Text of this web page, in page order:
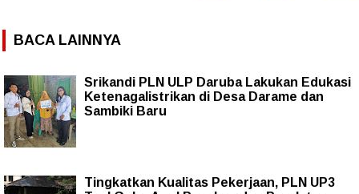
BACA LAINNYA
Srikandi PLN ULP Daruba Lakukan Edukasi
Ketenagalistrikan di Desa Darame dan
Sambiki Baru
Tingkatkan Kualitas Pekerjaan, PLN UP3